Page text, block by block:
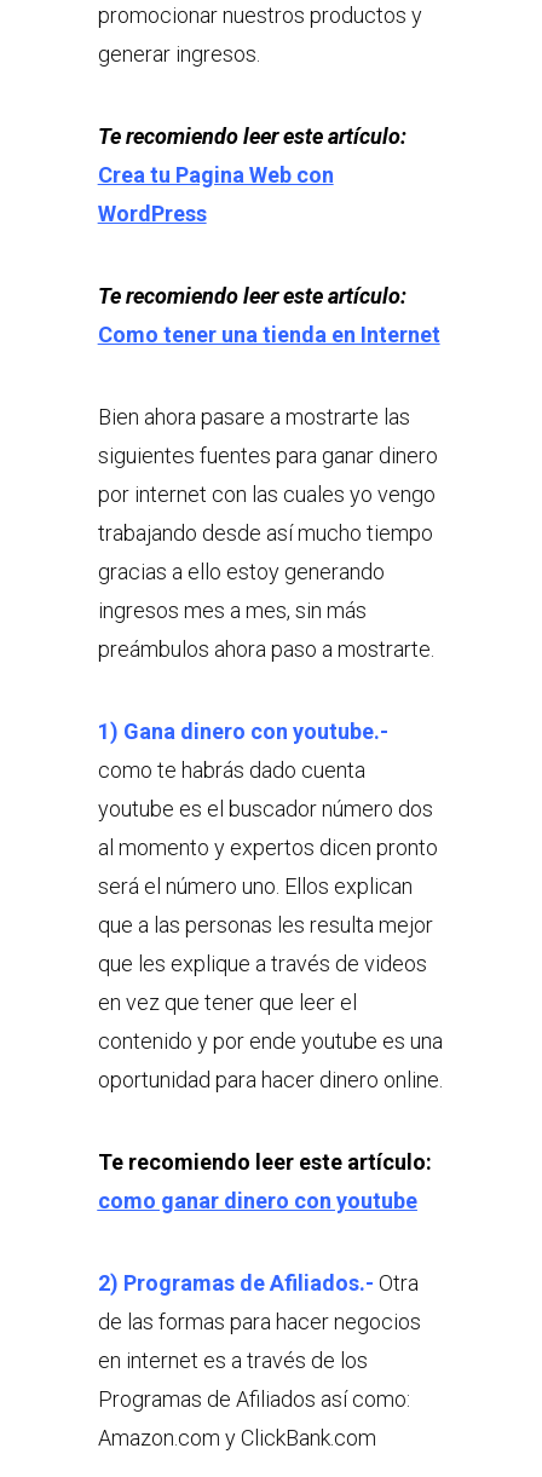
promocionar nuestros productos y
generar ingresos.
Te recomiendo leer este artículo:
Crea tu Pagina Web con
WordPress
Te recomiendo leer este artículo:
Como tener una tienda en Internet
Bien ahora pasare a mostrarte las
siguientes fuentes para ganar dinero
por internet con las cuales yo vengo
trabajando desde así mucho tiempo
gracias a ello estoy generando
ingresos mes a mes, sin más
preámbulos ahora paso a mostrarte.
1) Gana dinero con youtube.-
como te habrás dado cuenta
youtube es el buscador número dos
al momento y expertos dicen pronto
será el número uno. Ellos explican
que a las personas les resulta mejor
que les explique a través de videos
en vez que tener que leer el
contenido y por ende youtube es una
oportunidad para hacer dinero online.
Te recomiendo leer este artículo:
como ganar dinero con youtube
2) Programas de Afiliados.- Otra
de las formas para hacer negocios
en internet es a través de los
Programas de Afiliados así como:
Amazon.com y ClickBank.com